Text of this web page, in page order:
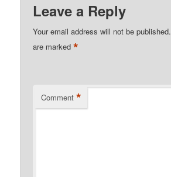
Leave a Reply
Your email address will not be published.
are marked*
Comment *